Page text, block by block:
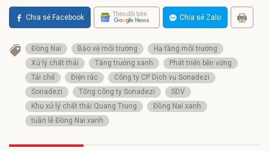
Chia sẻ Facebook Theo dõi trên Chia sẻ Zalo
Đồng Nai Bảo vệ môi trường
Hạ tầng môi trường
Xử lý chất thải
Tăng trưởng xanh
Phát triển bền vững
Tái chế
Điện rác
Công ty CP Dịch vụ Sonadezi
Sonadezi
Tổng công ty Sonadezi
SDV
Khu xử lý chất thải Quang Trung
Đồng Nai xanh
tuần lễ Đồng Nai xanh